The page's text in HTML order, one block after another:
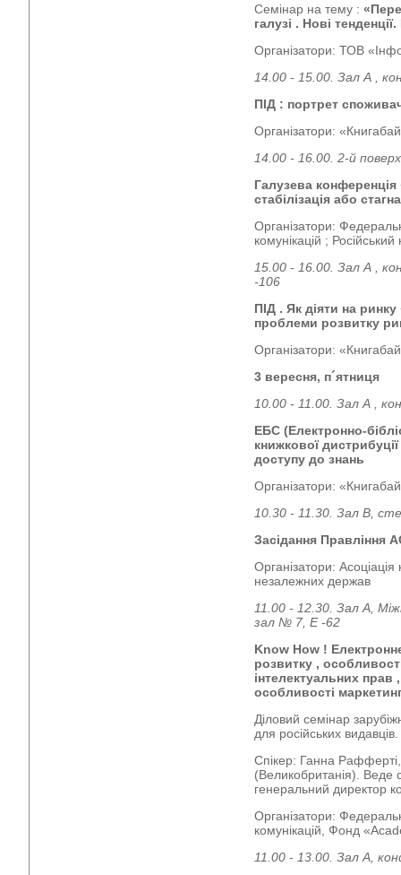
Семінар на тему :
галузі . Нові
Організатори: ТОВ
14.00 - 15.00. Зал А ,
ПІД : портрет
Організатори:
14.00 - 16.00. 2-й
Галузева
стабілізація або
Організатори:
комунікацій ;
15.00 - 16.00. Зал А ,
-106
ПІД . Як діяти на
проблеми розвитку
Організатори:
3 вересня, п´ятниця
10.00 - 11.00. Зал А ,
ЕБС (Електронно-
книжкової
доступу до знань
Організатори:
10.30 - 11.30. Зал В,
Засідання Правління
Організатори:
незалежних держав
11.00 - 12.30. Зал А,
зал № 7, Е -62
Know How !
розвитку ,
інтелектуальних
особливості
Діловий семінар
для російських видавців.
Спікер: Ганна
(Великобританія). Веде
генеральний директор
Організатори:
комунікацій, Фонд
11.00 - 13.00. Зал А,